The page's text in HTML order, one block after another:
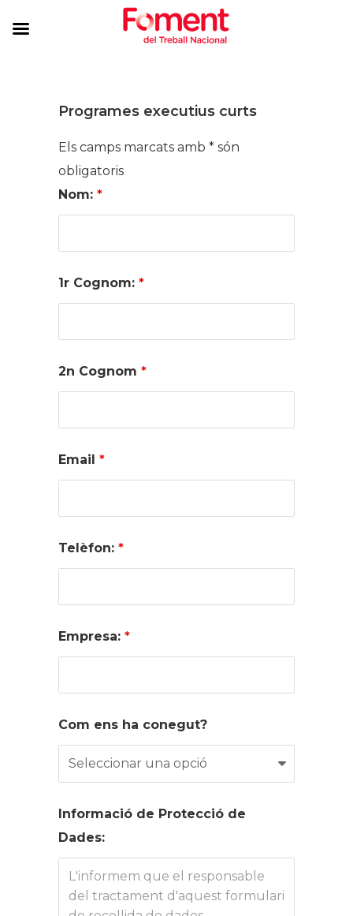
Programes executius curts
Els camps marcats amb * són
obligatoris
Nom: *
1r Cognom: *
2n Cognom *
Email *
Telèfon: *
Empresa: *
Com ens ha conegut?
Informació de Protecció de
Dades: